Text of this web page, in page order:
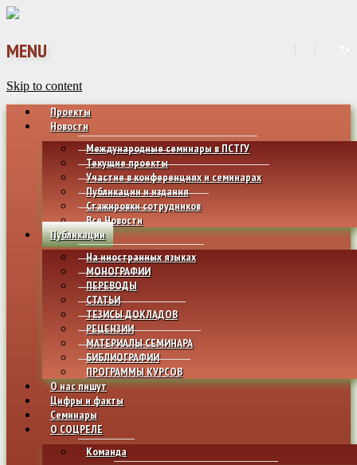
MENU
Skip to content
Проекты
Новости
Международные семинары в ПСТГУ
Текущие проекты
Участие в конференциях и семинарах
Публикации и издания
Стажировки сотрудников
Все Новости
Публикации
На иностранных языках
МОНОГРАФИИ
ПЕРЕВОДЫ
СТАТЬИ
ТЕЗИСЫ ДОКЛАДОВ
РЕЦЕНЗИИ
МАТЕРИАЛЫ СЕМИНАРА
БИБЛИОГРАФИИ
ПРОГРАММЫ КУРСОВ
О нас пишут
Цифры и факты
Семинары
О СОЦРЕЛЕ
Команда